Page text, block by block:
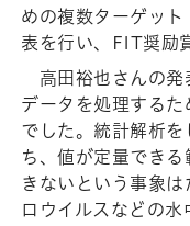
めの複数ターゲット
表を行い、FIT奨励
高田裕也さんの発
データを処理する
でした。統計解析を
ち、値が定量でき
きないという事象
ロウイルスなどの